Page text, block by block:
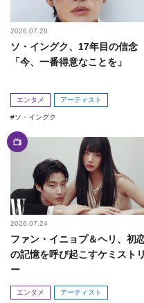
2026.07.28
ソ・イングク、17年目の信念
「今、一番得意なことを」
エンタメ アーティスト
ソ・イングク
2026.07.24
ファン・イニョプ＆ヘリ、初
の記憶を呼び起こすケミストリ
ー
エンタメ アーティスト